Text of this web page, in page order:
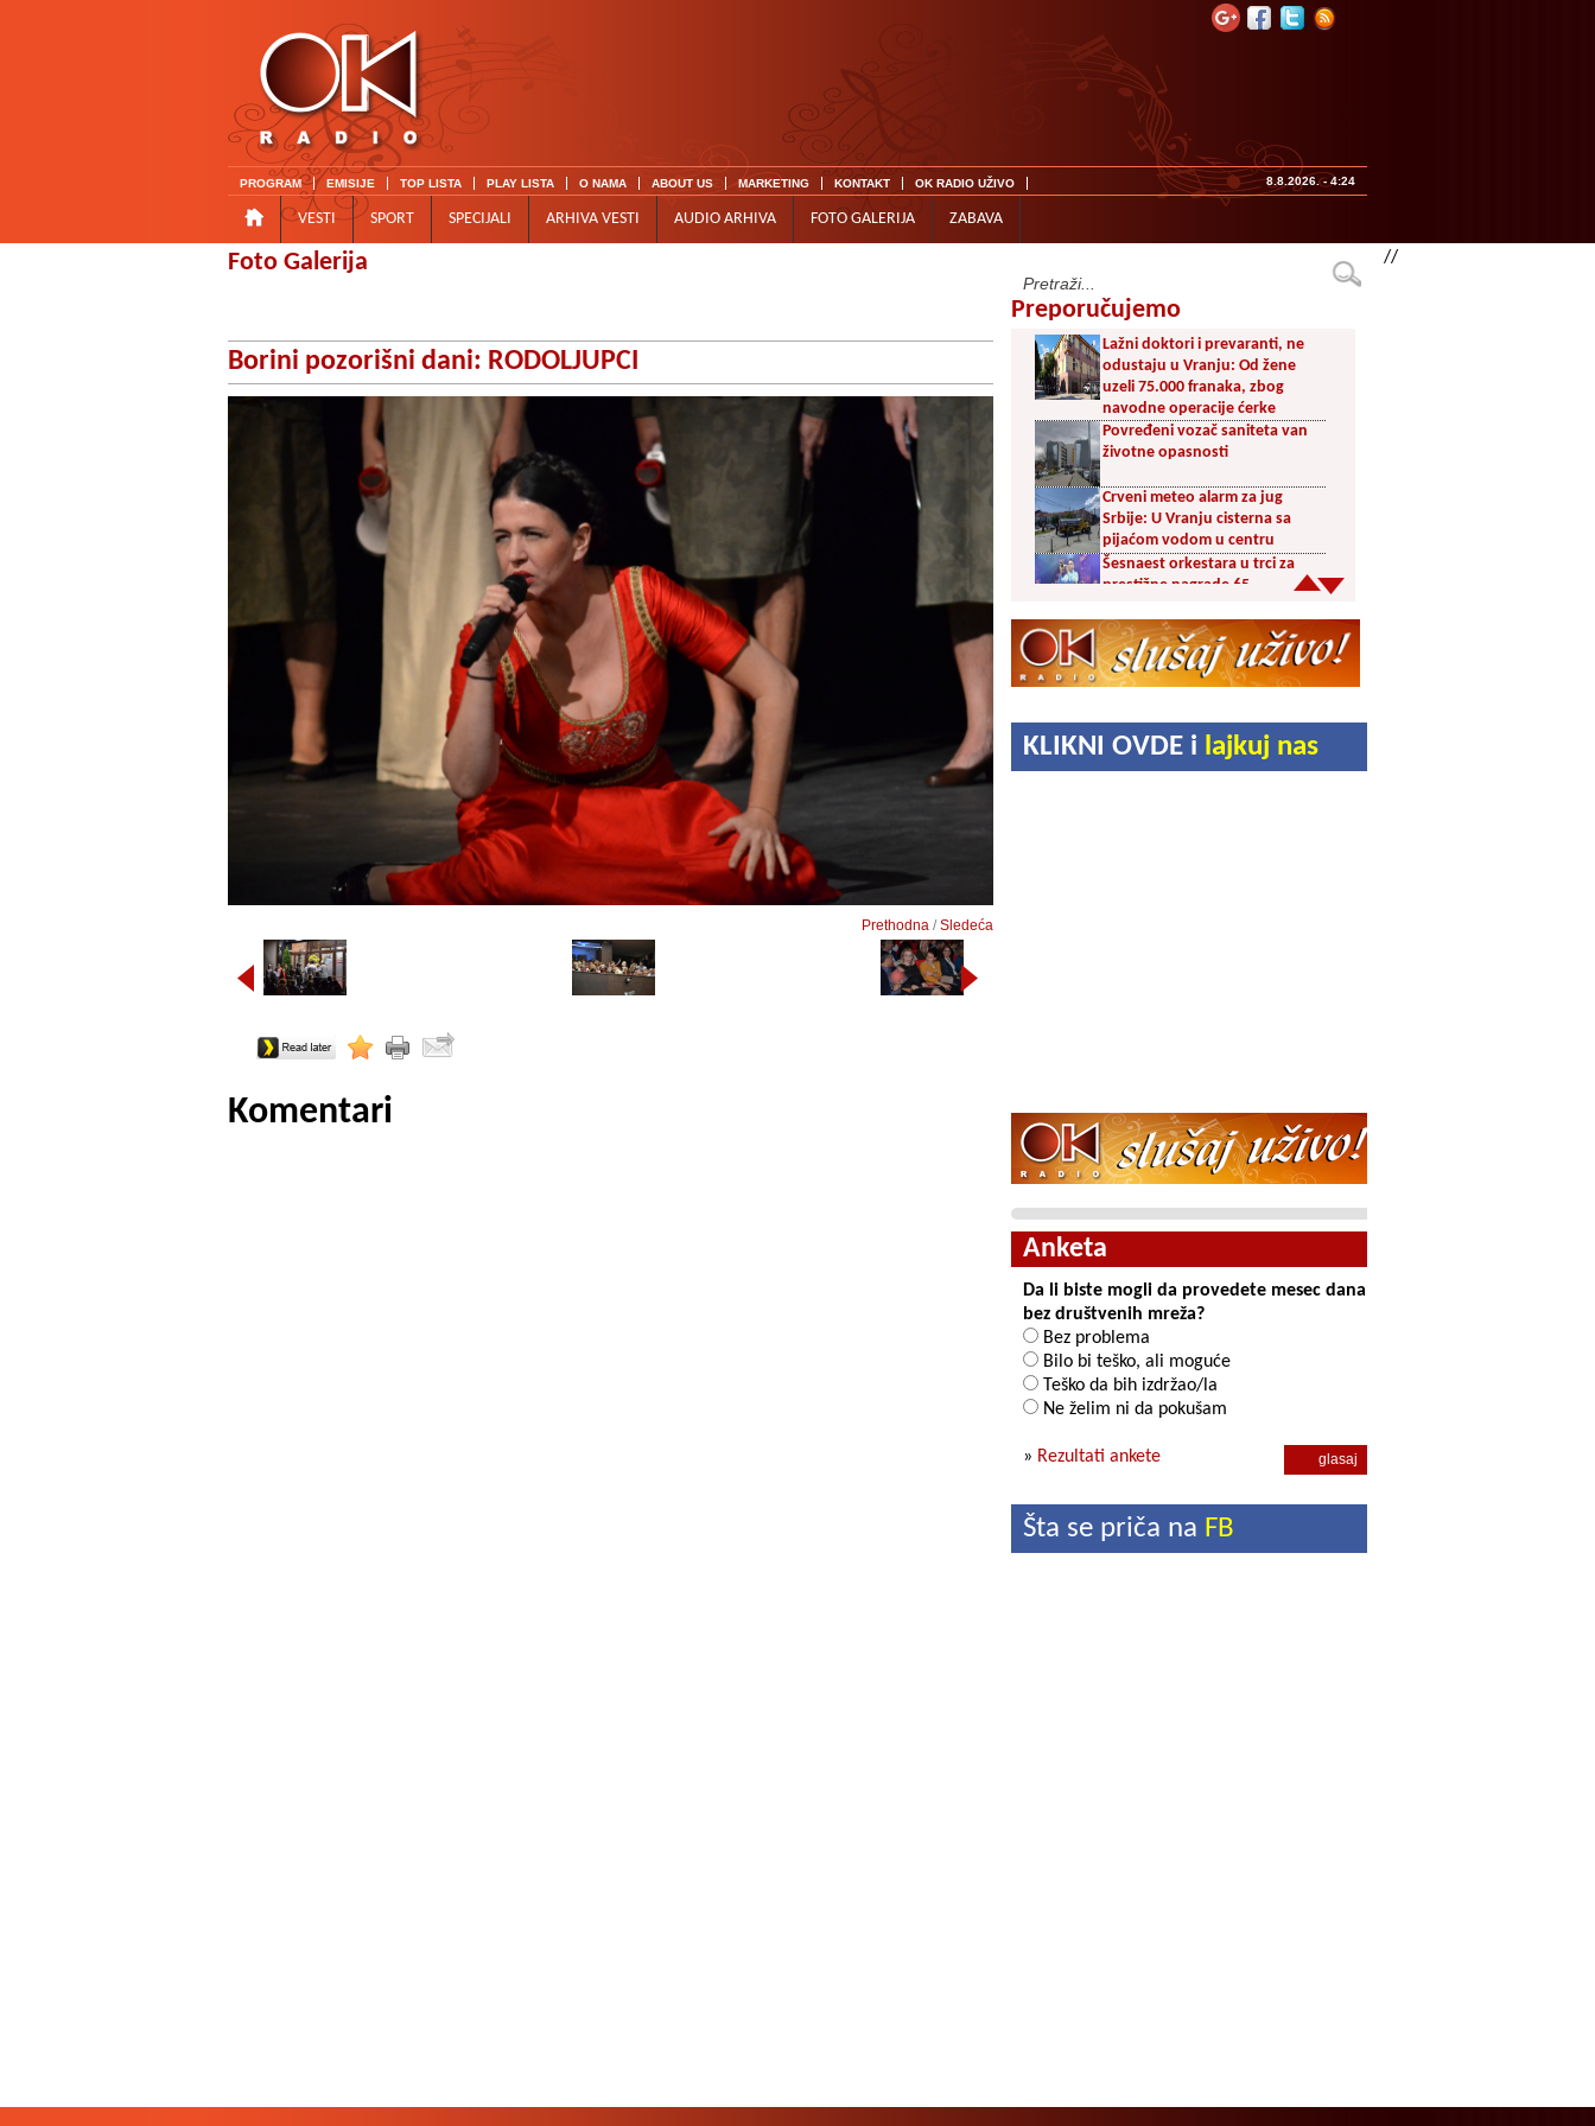
PROGRAM EMISIJE TOP LISTA PLAY LISTA O NAMA ABOUT US MARKETING KONTAKT OK RADIO UŽIVO 8.8.2026. - 4:24
VESTI SPORT SPECIJALI ARHIVA VESTI AUDIO ARHIVA FOTO GALERIJA ZABAVA
Foto Galerija
Borini pozorišni dani: RODOLJUPCI
Prethodna /Sledeća
Komentari
Preporučujemo
Lažni doktori i prevaranti, ne
odustaju u Vranju: Od žene
uzeli 75.000 franaka, zbog
navodne operacije ćerke
Povređeni vozač saniteta van
životne opasnosti
Crveni meteo alarm za jug
Srbije: U Vranju cisterna sa
pijaćom vodom u centru
Šesnaest orkestara u trci za
prestižne nagrade 65.
Bez Vranjanaca u
takmičarskom delu
Akcija dobrovoljnog davanja
KUD Vrelac u Vranjskoj Banji
domaćin Međunarodnog
KLIKNI OVDE i lajkuj nas
Anketa
Da li biste mogli da provedete mesec dana
bez društvenih mreža?
Bez problema
Bilo bi teško, ali moguće
Teško da bih izdržao/la
Ne želim ni da pokušam
» Rezultati ankete
Šta se priča na FB
//